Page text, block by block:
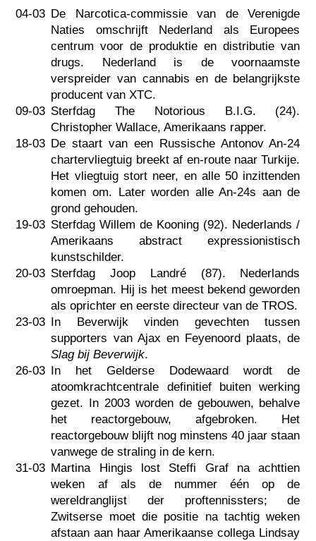
04-03 De Narcotica-commissie van de Verenigde
Naties omschrijft Nederland als Europees
centrum voor de produktie en distributie van
drugs. Nederland is de voornaamste
verspreider van cannabis en de belangrijkste
producent van XTC.
09-03 Sterfdag The Notorious B.I.G. (24).
Christopher Wallace, Amerikaans rapper.
18-03 De staart van een Russische Antonov An-24
chartervliegtuig breekt af en-route naar Turkije.
Het vliegtuig stort neer, en alle 50 inzittenden
komen om. Later worden alle An-24s aan de
grond gehouden.
19-03 Sterfdag Willem de Kooning (92). Nederlands /
Amerikaans abstract expressionistisch
kunstschilder.
20-03 Sterfdag Joop Landré (87). Nederlands
omroepman. Hij is het meest bekend geworden
als oprichter en eerste directeur van de TROS.
23-03
In Beverwijk vinden gevechten tussen
supporters van Ajax en Feyenoord plaats, de
Slag bij Beverwijk.
26-03
In het Gelderse Dodewaard wordt de
atoomkrachtcentrale definitief buiten werking
gezet. In 2003 worden de gebouwen, behalve
het reactorgebouw, afgebroken. Het
reactorgebouw blijft nog minstens 40 jaar staan
vanwege de straling in de kern.
31-03 Martina Hingis lost Steffi Graf na achttien
weken af als de nummer één op de
wereldranglijst der proftennissters; de
Zwitserse moet die positie na tachtig weken
afstaan aan haar Amerikaanse collega Lindsay